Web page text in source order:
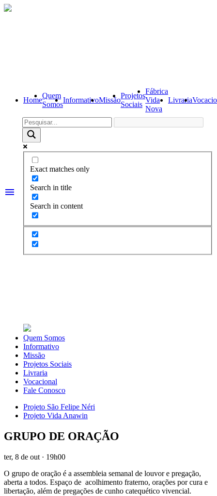
Home
Quem
Somos
InformativoMissão
Projetos
Sociais
Fábrica
Vida
Nova
Livraria
menu
Exact matches only
Search in title
Search in content
Quem Somos
Informativo
Missão
Projetos Sociais
Livraria
Vocacional
Fale Conosco
Projeto São Felipe Néri
Projeto Vida Anawin
GRUPO DE ORAÇÃO
ter, 8 de out · 19h00
O grupo de oração é a assembleia semanal de louvor e pregação,
aberta a todos. Espaço de acolhimento fraterno, orações por cura e
libertação, além de pregações de cunho catequético vivencial.